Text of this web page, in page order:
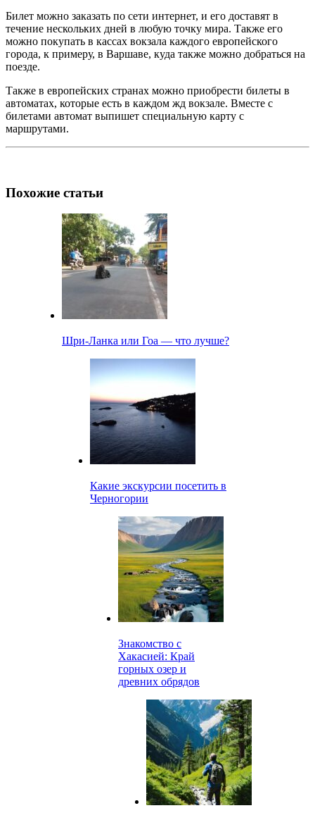
Билет можно заказать по сети интернет, и его доставят в
течение нескольких дней в любую точку мира. Также его
можно покупать в кассах вокзала каждого европейского
города, к примеру, в Варшаве, куда также можно добраться на
поезде.
Также в европейских странах можно приобрести билеты в
автоматах, которые есть в каждом жд вокзале. Вместе с
билетами автомат выпишет специальную карту с
маршрутами.
Похожие статьи
Шри-Ланка или Гоа — что лучше?
Какие экскурсии посетить в
Черногории
Знакомство с
Хакасией: Край
горных озер и
древних обрядов